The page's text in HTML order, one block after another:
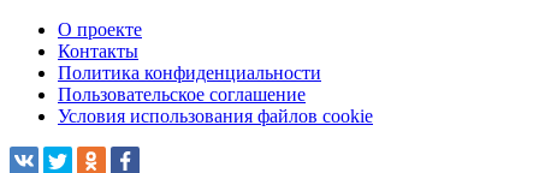
О проекте
Контакты
Политика конфиденциальности
Пользовательское соглашение
Условия использования файлов cookie